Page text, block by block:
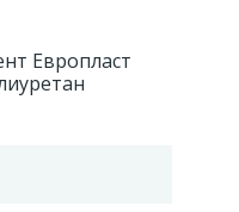
Европласт